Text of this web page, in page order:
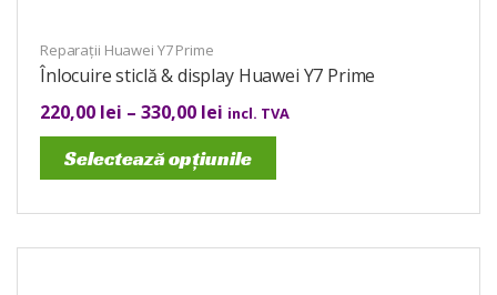
Reparații Huawei Y7 Prime
Înlocuire sticlă & display Huawei Y7 Prime
220,00 lei – 330,00 lei incl. TVA
Selectează opțiunile